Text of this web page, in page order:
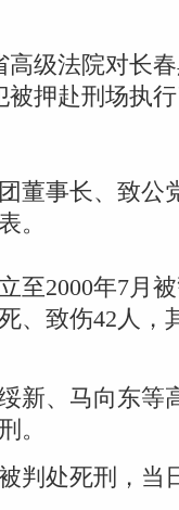
级法院对长春
押赴刑场执
事长、致公
。
2000年7月
、致伤42人，
、马向东等
。
判处死刑，当